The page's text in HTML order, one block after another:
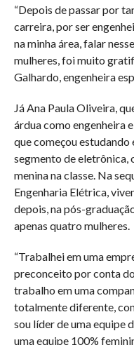
“Depois de passar por
carreira, por ser
na minha área, falar
mulheres, foi muito
Galhardo, engenheira
Já Ana Paula Oliveira,
árdua como engenheira
que começou
segmento de eletrônica,
menina na classe. Na
Engenharia Elétrica,
depois, na pós-
apenas quatro mulheres.
“Trabalhei em uma
preconceito por conta
trabalho em uma
totalmente diferente,
sou líder de uma equipe
uma equipe 100%